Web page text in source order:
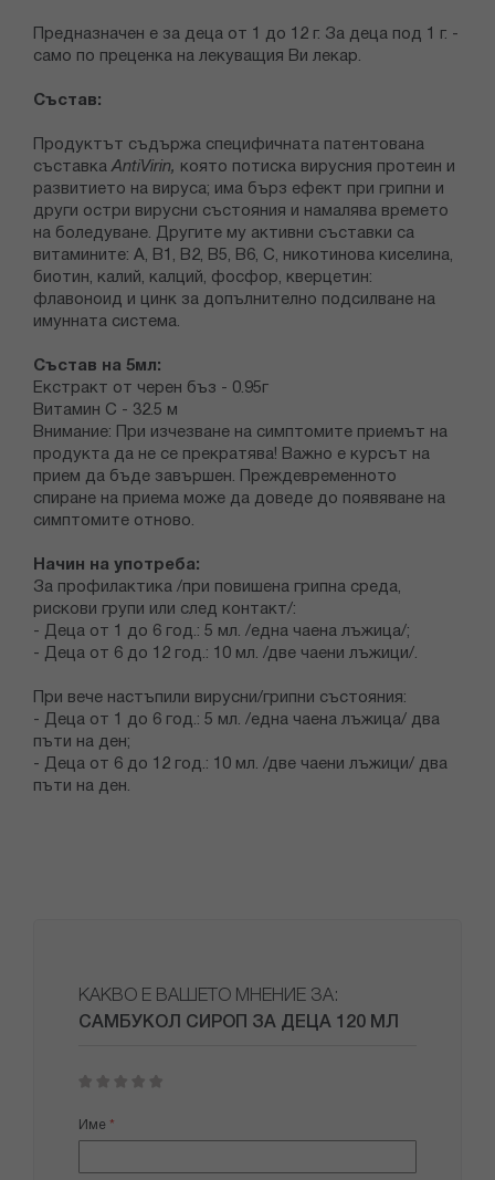
Предназначен е за деца от 1 до 12 г. За деца под 1 г. -
само по преценка на лекуващия Ви лекар.
Състав:
Продуктът съдържа специфичната патентована
съставкаAntiVirin, която потиска вирусния протеин и
развитието на вируса; има бърз ефект при грипни и
други остри вирусни състояния и намалява времето
на боледуване. Другите му активни съставки са
витамините: А, В1, В2, В5, В6, С, никотинова киселина,
биотин, калий, калций, фосфор, кверцетин:
флавоноид и цинк за допълнително подсилване на
имунната система.
Състав на 5мл:
Екстракт от черен бъз - 0.95г
Витамин С - 32.5 м
Внимание: При изчезване на симптомите приемът на
продукта да не се прекратява! Важно е курсът на
прием да бъде завършен. Преждевременното
спиране на приема може да доведе до появяване на
симптомите отново.
Начин на употреба:
За профилактика /при повишена грипна среда,
рискови групи или след контакт/:
- Деца от 1 до 6 год.: 5 мл. /една чаена лъжица/;
- Деца от 6 до 12 год.: 10 мл. /две чаени лъжици/.
При вече настъпили вирусни/грипни състояния:
- Деца от 1 до 6 год.: 5 мл. /една чаена лъжица/ два
пъти на ден;
- Деца от 6 до 12 год.: 10 мл. /две чаени лъжици/ два
пъти на ден.
КАКВО Е ВАШЕТО МНЕНИЕ ЗА:
САМБУКОЛ СИРОП ЗА ДЕЦА 120 МЛ
star
stars
stars
stars
stars
Име